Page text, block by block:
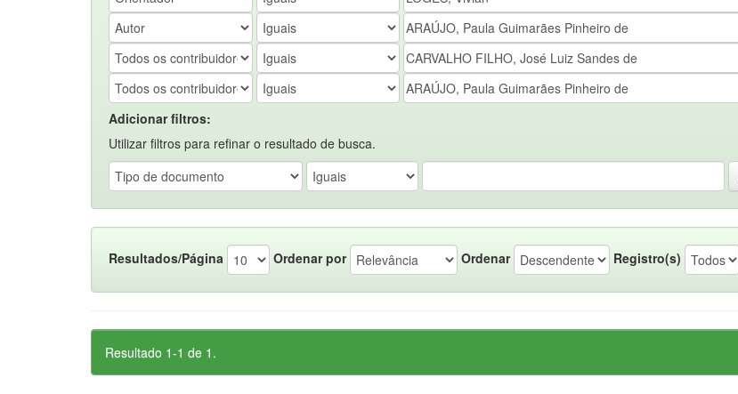
Adicionar filtros:
Utilizar filtros para refinar o resultado de busca.
Resultados/Página Ordenar por Ordenar Registro(s)
Resultado 1-1 de 1.